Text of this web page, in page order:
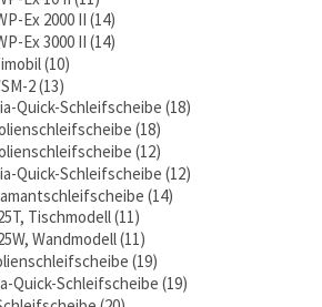
Ex 2000 II 14
Ex 3000 II 14
10
2 13
Quick-Schleifscheibe 18
18
12
Quick-Schleifscheibe 12
14
Tischmodell 11
Wandmodell 11
19
Quick-Schleifscheibe 19